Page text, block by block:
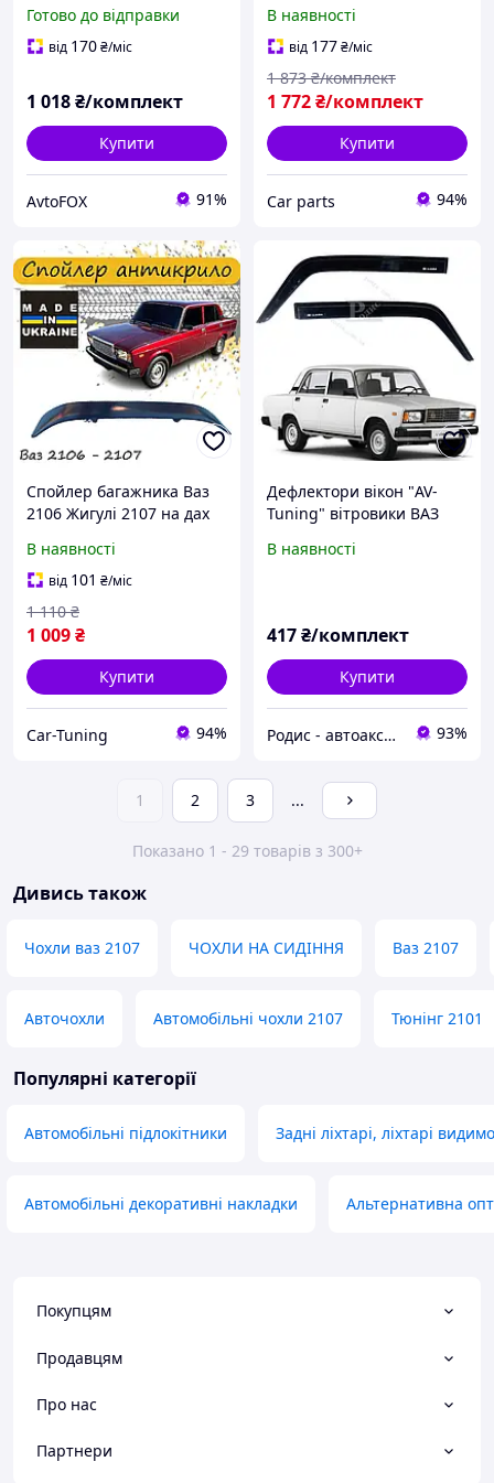
Готово до відправки
від 170₴/міс
1 018₴/комплект
Купити
AvtoFOX 91%
пластик тюнінг
В наявності
від 177₴/міс
1 772₴/комплект
1 873 ₴/комплект
Купити
Сar parts 94%
Спойлер багажника Ваз
2106 Жигулі 2107 на дах
В наявності
від 101 ₴/міс
1 009₴
1 110 ₴
Купити
Car-Tuning 94%
Дефлектори вікон "AV-
Tuning" вітровики ВАЗ
2105, 2106, 2107 передні
В наявності
417₴/комплект
Купити
Родис - автоаксессуары и запасные части 93%
1 2 3 ...
Показано 1 - 29 товарів з 300+
Дивись також
Чохли ваз 2107 ЧОХЛИ НА СИДІННЯ Ваз 2107
Авточохли Автомобільні чохли 2107 Тюнінг 2101
Популярні категорії
Автомобільні підлокітники Задні ліхтарі, ліхтарі
Автомобільні декоративні накладки Альтернативна
Покупцям
Продавцям
Про нас
Партнери